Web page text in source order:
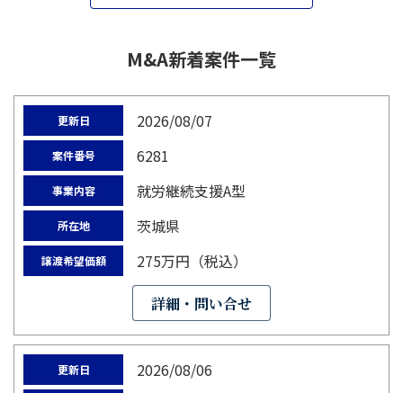
M&A新着案件一覧
更新日 2026/08/07
案件番号 6281
事業内容 就労継続支援A型
所在地 茨城県
譲渡希望価額 275万円（税込）
詳細・問い合せ
更新日 2026/08/06